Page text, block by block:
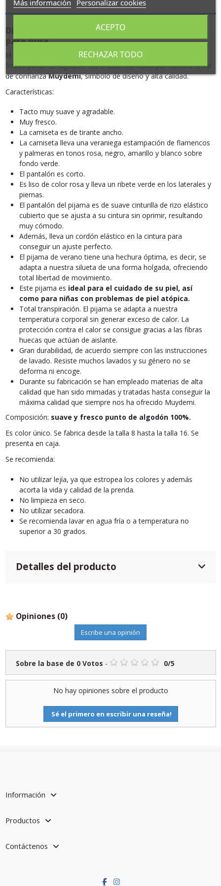
Divertido y fresco Pijama California Beach
para niña
El Pijama California Beachde niña está fabricado en suave y
fresco punto de algodón 100%. Está fabricado por nuestra firma
de confianzaMuydemi, símbolo de diseño y alta calidad.
Características:
Tacto muy suave y agradable.
Muy fresco.
La camiseta es de tirante ancho.
La camiseta lleva una veraniega estampación de flamencos
y palmeras en tonos rosa, negro, amarillo y blanco sobre
fondo verde.
El pantalón es corto.
Es liso de color rosa y lleva un ribete verde en los laterales y
piernas.
El pantalón del pijama es de suave cinturilla de rizo elástico
cubierto que se ajusta a su cintura sin oprimir, resultando
muy cómodo.
Además, lleva un cordón elástico en la cintura para
conseguir un ajuste perfecto.
El pijama de verano tiene una hechura óptima, es decir, se
adapta a nuestra silueta de una forma holgada, ofreciendo
total libertad de movimiento.
Este pijama es ideal para el cuidado de su piel, así
como para niñas con problemas de piel atópica.
Total transpiración. El pijama se adapta a nuestra
temperatura corporal sin generar exceso de calor. La
protección contra el calor se consigue gracias a las fibras
huecas que actúan de aislante.
Gran durabilidad, de acuerdo siempre con las instrucciones
de lavado. Resiste muchos lavados y su género no se
deforma ni encoge.
Durante su fabricación se han empleado materias de alta
calidad que han sido mimadas y tratadas hasta conseguir la
máxima calidad que siempre nos ha ofrecido Muydemi.
Composición: suave y fresco punto de algodón 100%.
Es color único. Se fabrica desde la talla 8 hasta la talla 16. Se
presenta en caja.
Se recomienda:
No utilizar lejía, ya que estropea los colores y además
acorta la vida y calidad de la prenda.
No limpieza en seco.
No utilizar secadora.
Se recomienda lavar en agua fría o a temperatura no
superior a 30 grados.
Detalles del producto
Opiniones (0)
Escribe una opinión
Sobre la base de 0Votos - 0/5
No hay opiniones sobre el producto
Sé el primero en escribir una reseña!
Información
Productos
Contáctenos
Más información Personalizar cookies
RECHAZAR TODO
ACEPTO